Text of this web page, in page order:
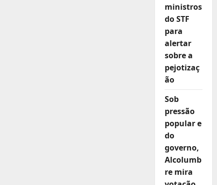
ministros
do STF
para
alertar
sobre a
pejotizaç
ão
Sob
pressão
popular e
do
governo,
Alcolumb
re mira